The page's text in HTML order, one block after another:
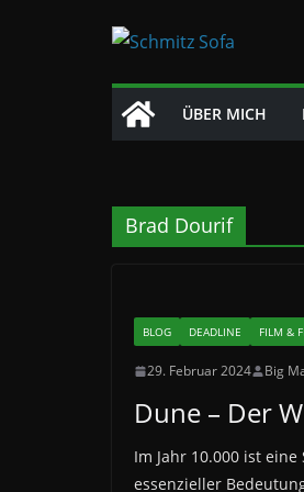
ÜBER MICH
Brad Dourif
BLOG DEADLINE FILM &
29. Februar 2024 Big
Dune – Der
Im Jahr 10.000 ist
essenzieller